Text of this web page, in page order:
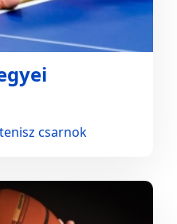
csarnok